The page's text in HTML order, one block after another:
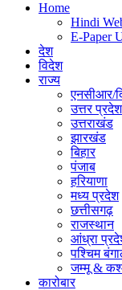
Home
Hindi
E-Paper
देश
विदेश
राज्य
एनसीआर/
उत्तर प्रदेश
उत्तराखंड
झारखंड
बिहार
पंजाब
हरियाणा
मध्य प्रदेश
छत्तीसगढ़
राजस्थान
आंध्रा
पश्चिम
जम्मू &
कारोबार